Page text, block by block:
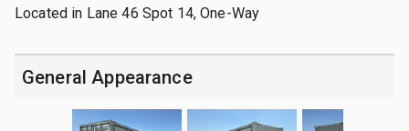
Located in Lane 46 Spot 14, One-Way
General Appearance